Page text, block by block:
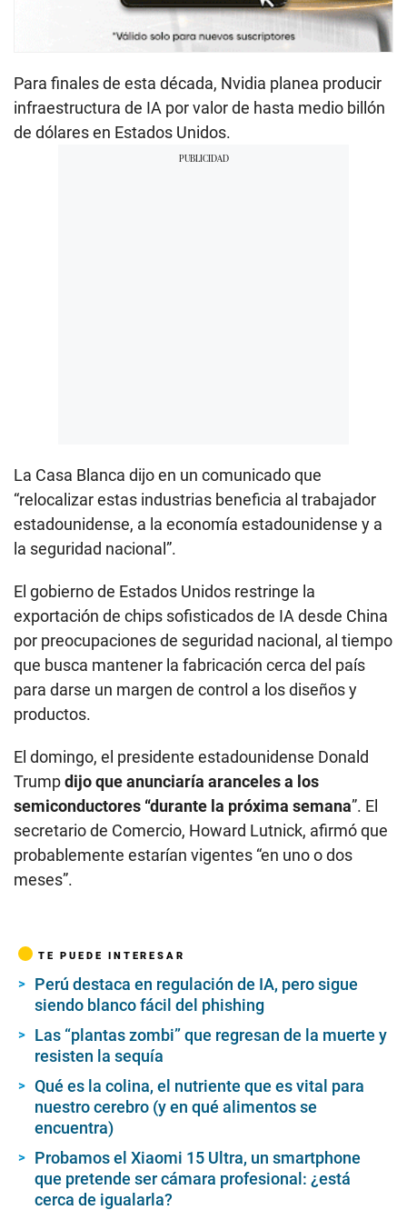
Para finales de esta década, Nvidia planea producir
infraestructura de IA por valor de hasta medio billón
de dólares en Estados Unidos.
La Casa Blanca dijo en un comunicado que
“relocalizar estas industrias beneficia al trabajador
estadounidense, a la economía estadounidense y a
la seguridad nacional”.
El gobierno de Estados Unidos restringe la
exportación de chips sofisticados de IA desde China
por preocupaciones de seguridad nacional, al tiempo
que busca mantener la fabricación cerca del país
para darse un margen de control a los diseños y
productos.
El domingo, el presidente estadounidense Donald
Trumpdijo que anunciaría aranceles a los
semiconductores “durante la próxima semana”. El
secretario de Comercio, Howard Lutnick, afirmó que
probablemente estarían vigentes “en uno o dos
meses”.
TE PUEDE INTERESAR
Perú destaca en regulación de IA, pero sigue
siendo blanco fácil del phishing
Las “plantas zombi” que regresan de la muerte y
resisten la sequía
Qué es la colina, el nutriente que es vital para
nuestro cerebro (y en qué alimentos se
encuentra)
Probamos el Xiaomi 15 Ultra, un smartphone
que pretende ser cámara profesional: ¿está
cerca de igualarla?